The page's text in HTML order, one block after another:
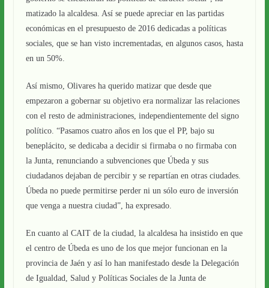
matizado la alcaldesa. Así se puede apreciar en las partidas
económicas en el presupuesto de 2016 dedicadas a políticas
sociales, que se han visto incrementadas, en algunos casos, hasta
en un 50%.
Así mismo, Olivares ha querido matizar que desde que
empezaron a gobernar su objetivo era normalizar las relaciones
con el resto de administraciones, independientemente del signo
político. “Pasamos cuatro años en los que el PP, bajo su
beneplácito, se dedicaba a decidir si firmaba o no firmaba con
la Junta, renunciando a subvenciones que Úbeda y sus
ciudadanos dejaban de percibir y se repartían en otras ciudades.
Úbeda no puede permitirse perder ni un sólo euro de inversión
que venga a nuestra ciudad”, ha expresado.
En cuanto al CAIT de la ciudad, la alcaldesa ha insistido en que
el centro de Úbeda es uno de los que mejor funcionan en la
provincia de Jaén y así lo han manifestado desde la Delegación
de Igualdad, Salud y Políticas Sociales de la Junta de